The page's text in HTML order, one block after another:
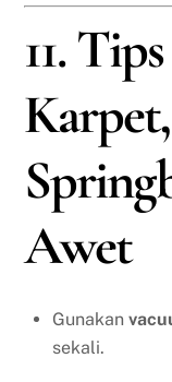
11.
Awet
Gunakan
sekali.